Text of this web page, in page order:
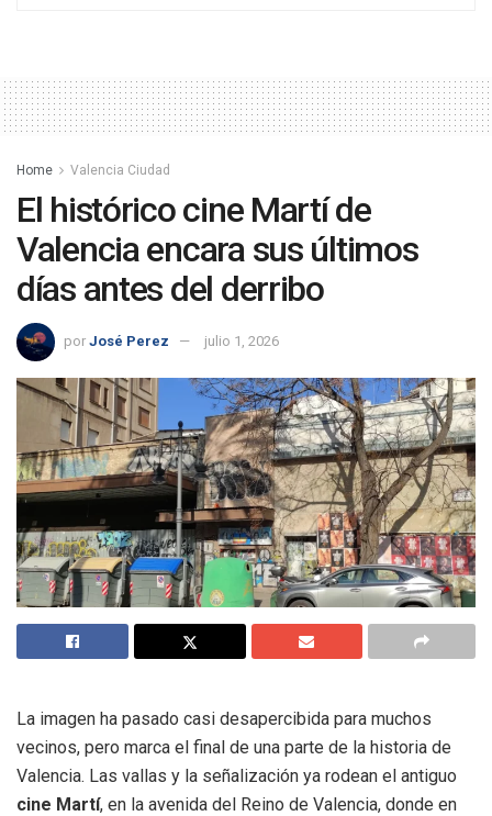
Home Valencia Ciudad
El histórico cine Martí de
Valencia encara sus últimos
días antes del derribo
por José Perez julio 1, 2026
La imagen ha pasado casi desapercibida para muchos
vecinos, pero marca el final de una parte de la historia de
Valencia. Las vallas y la señalización ya rodean el antiguo
cine Martí, en la avenida del Reino de Valencia, donde en